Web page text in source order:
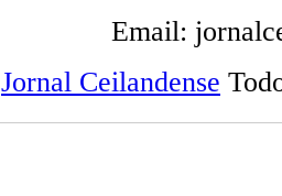
Email:
Jornal Ceilandense